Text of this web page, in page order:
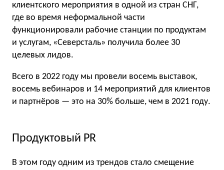
клиентского мероприятия в одной из стран СНГ,
где во время неформальной части
функционировали рабочие станции по продуктам
и услугам, «Северсталь» получила более 30
целевых лидов.
Всего в 2022 году мы провели восемь выставок,
восемь вебинаров и 14 мероприятий для клиентов
и партнёров — это на 30% больше, чем в 2021 году.
Продуктовый PR
В этом году одним из трендов стало смещение